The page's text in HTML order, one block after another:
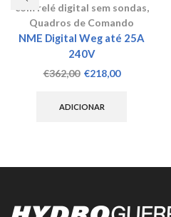
com relé digital sem sondas,
Quadros de Comando
NME Digital Weg até 25A
240V
€362,00 O
original
€218,00O
ADICIONAR